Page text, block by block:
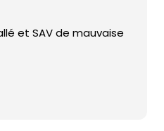
et SAV de mauvaise